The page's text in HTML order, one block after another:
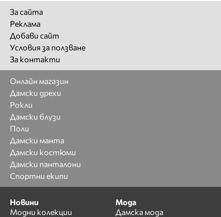
За сайта
Реклама
Добави сайт
Условия за ползване
За контакти
Онлайн магазин
Дамски дрехи
Рокли
Дамски блузи
Поли
Дамски манта
Дамски костюми
Дамски панталони
Спортни екипи
Новини
Модни колекции
Мода
Дамска мода